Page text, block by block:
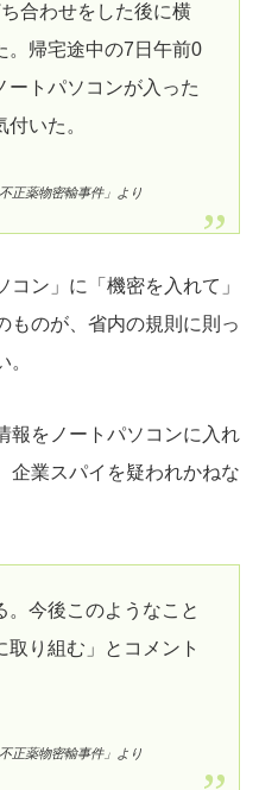
合わせをした後に横
。帰宅途中の7日午前0
ートパソコンが入った
いた。
正薬物密輸事件」より
ン」に「機密を入れて」
ものが、省内の規則に則っ
報をノートパソコンに入れ
企業スパイを疑われかねな
。今後このようなこと
り組む」とコメント
正薬物密輸事件」より